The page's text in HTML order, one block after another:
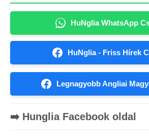
HuNglia WhatsApp
HuNglia - Friss Hírek
Legnagyobb Angliai
➡️ Hunglia Facebook oldal